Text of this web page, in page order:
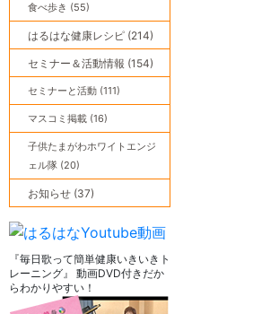
食べ歩き (55)
はるはな健康レシピ (214)
セミナー＆活動情報 (154)
セミナーと活動 (111)
マスコミ掲載 (16)
子供たまがわホワイトエンジ
ェル隊 (20)
お知らせ (37)
『毎日歌って簡単健康いきいきト
レーニング』 動画DVD付きだか
らわかりやすい！